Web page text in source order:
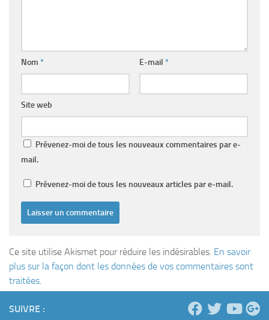
Nom * E-mail *
Site web
Prévenez-moi de tous les nouveaux commentaires par e-
mail.
Prévenez-moi de tous les nouveaux articles par e-mail.
Ce site utilise Akismet pour réduire les indésirables. En savoir
plus sur la façon dont les données de vos commentaires sont
traitées.
SUIVRE :